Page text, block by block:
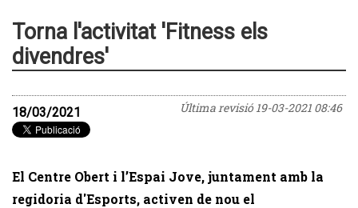
Torna l'activitat 'Fitness els
divendres'
Última revisió19-03-2021 08:46
18/03/2021
El Centre Obert i l’Espai Jove, juntament amb la
regidoria d'Esports, activen de nou el